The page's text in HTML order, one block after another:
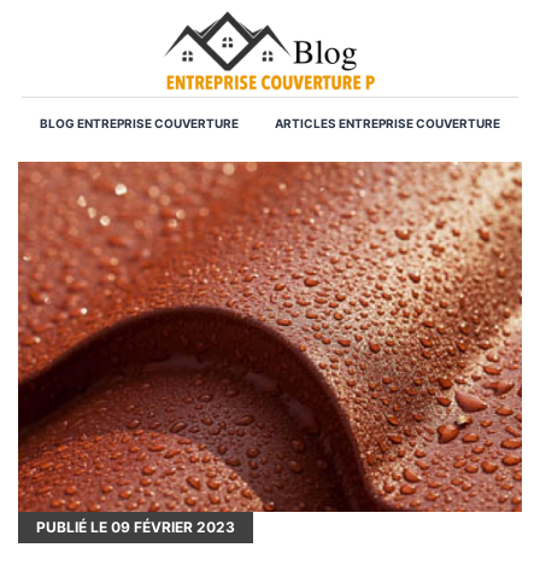
BLOG ENTREPRISE COUVERTURE ARTICLES ENTREPRISE COUVERTURE
PUBLIÉ LE 09 FÉVRIER 2023